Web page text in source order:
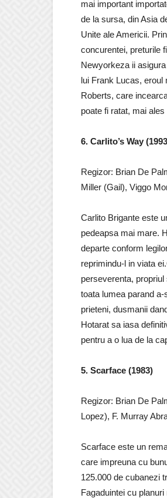
mai important
de la sursa, din Asia
Unite ale Americii.
concurentei, preturile
Newyorkeza ii
lui Frank Lucas, eroul
Roberts, care
poate fi ratat, mai
6. Carlito’s Way
Regizor: Brian De
Miller (Gail), Viggo
Carlito Brigante este
pedeapsa mai mare.
departe conform
reprimindu-l in viata
perseverenta,
toata lumea parand
prieteni, dusmanii
Hotarat sa iasa
pentru a o lua de la
5. Scarface (1983)
Regizor: Brian De
Lopez), F. Murray
Scarface este un
care impreuna cu
125.000 de cubanezi
Fagaduintei cu